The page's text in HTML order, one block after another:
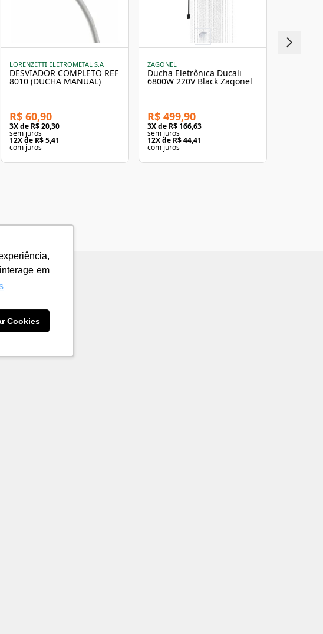
em
Cookies
LORENZETTI ELETROMETAL S.A
DESVIADOR COMPLETO REF
8010 (DUCHA MANUAL)
R$ 60,90
3X de R$ 20,30
sem juros
12X de R$ 5,41
com juros
ZAGONEL
Ducha Eletrônica Ducali
6800W 220V Black Zagonel
R$ 499,90
3X de R$ 166,63
sem juros
12X de R$ 44,41
com juros
FAME